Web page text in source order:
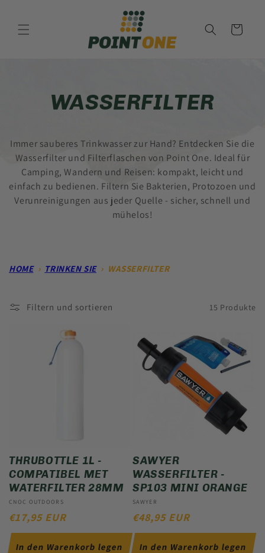
Inhalt
Warenkorb
K
T
E
G
R
:
WASSERFILTER
Immer sauberes Trinkwasser zur Hand? Entdecken Sie die
Wasserfilter und Filterflaschen von Point One. Ideal für
Camping, Wandern und Reisen: kompakt, leicht und
einfach zu bedienen. Filtern Sie Bakterien, Protozoen und
Verunreinigungen aus jeder Quelle - sicher, schnell und
mühelos!
HOME› TRINKEN SIE› WASSERFILTER
Filtern und sortieren 15 Produkte
THRUBOTTLE 1L -
COMPATIBEL MET
WATERFILTER 28MM
Anbieter:
CNOC OUTDOORS
NORMALER
PREIS
€17,95 EUR
In den Warenkorb legen
SAWYER
WASSERFILTER -
SP103 MINI ORANGE
Anbieter:
SAWYER
NORMALER
PREIS
€48,95 EUR
In den Warenkorb legen